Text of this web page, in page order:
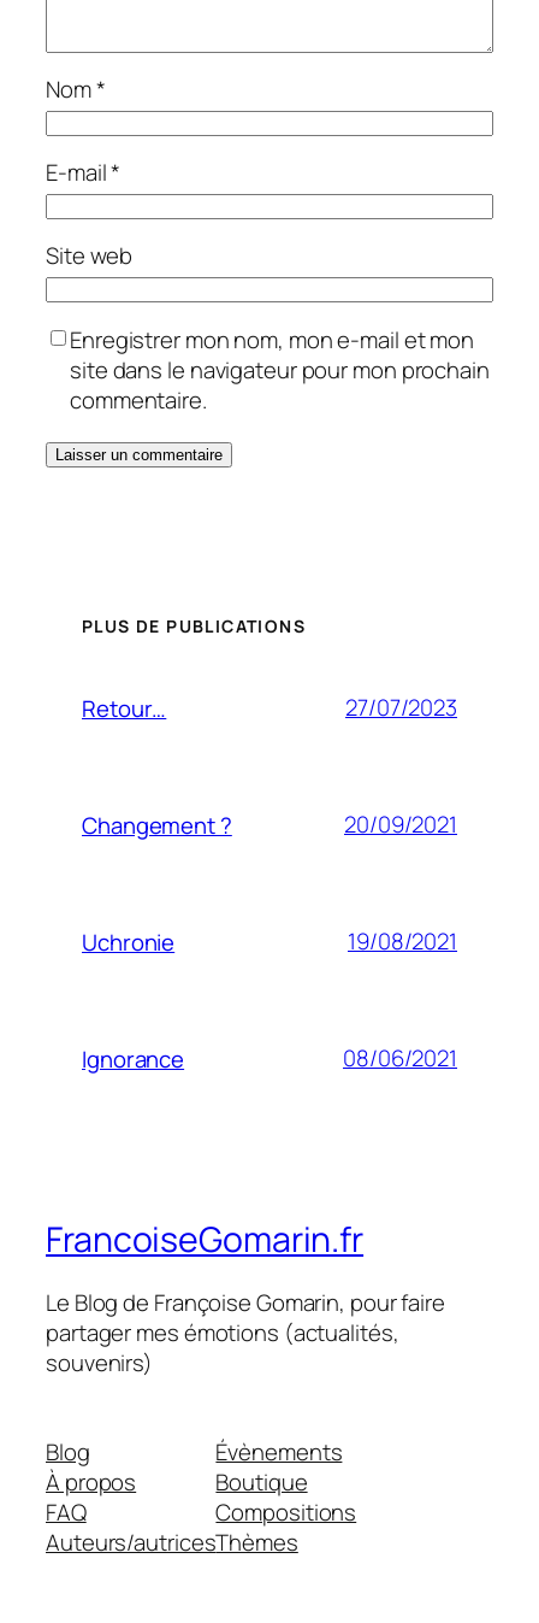
Nom*
E-mail*
Site web
Enregistrer mon nom, mon e-mail et mon
site dans le navigateur pour mon prochain
commentaire.
PLUS DE PUBLICATIONS
Retour… 27/07/2023
Changement ? 20/09/2021
Uchronie 19/08/2021
Ignorance 08/06/2021
FrancoiseGomarin.fr
Le Blog de Françoise Gomarin, pour faire
partager mes émotions (actualités,
souvenirs)
Blog
À propos
FAQ
Auteurs/autrices
Évènements
Boutique
Compositions
Thèmes